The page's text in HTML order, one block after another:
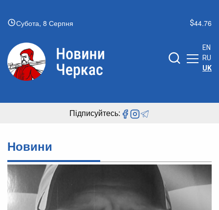
Субота, 8 Серпня 44.76
EN
RU
UK
Підписуйтесь:
Новини